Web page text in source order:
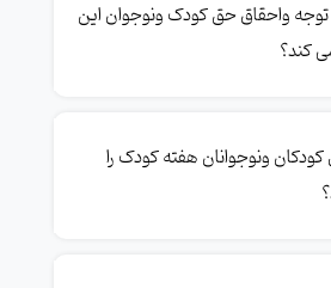
کودک چگونه زمینه توجه واحقاق حق کودک ونوجوان این
کند؟
ونوجوانان هفته کودک را